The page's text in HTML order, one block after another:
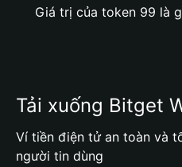
Giá trị của token 99 là
Tải xuống Bitget
Ví tiền điện tử an toàn và
người tin dùng